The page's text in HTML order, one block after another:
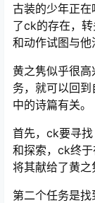
古装的少年正
了ck的存在，
和动作试图与他
黄之隽似乎很
务，就可以回到
中的诗篇有关。
首先，ck要寻
和探索，ck终
将其献给了黄之
第二个任务是